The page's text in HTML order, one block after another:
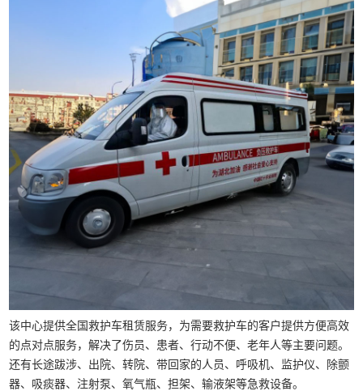
该中心提供全国救护车租赁服务，为需要救护车的客户提供方便高效
的点对点服务，解决了伤员、患者、行动不便、老年人等主要问题。
还有长途跋涉、出院、转院、带回家的人员、呼吸机、监护仪、除颤
器、吸痰器、注射泵、氧气瓶、担架、输液架等急救设备。